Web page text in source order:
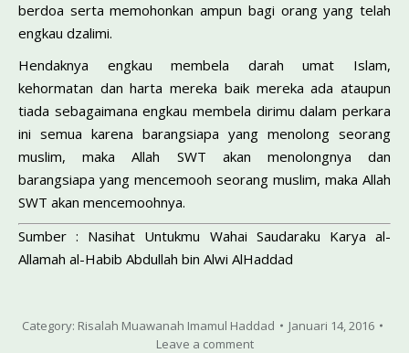
berdoa serta memohonkan ampun bagi orang yang telah
engkau dzalimi.
Hendaknya engkau membela darah umat Islam,
kehormatan dan harta mereka baik mereka ada ataupun
tiada sebagaimana engkau membela dirimu dalam perkara
ini semua karena barangsiapa yang menolong seorang
muslim, maka Allah SWT akan menolongnya dan
barangsiapa yang mencemooh seorang muslim, maka Allah
SWT akan mencemoohnya.
Sumber : Nasihat Untukmu Wahai Saudaraku Karya al-
Allamah al-Habib Abdullah bin Alwi AlHaddad
Category: Risalah Muawanah Imamul Haddad
Januari 14, 2016
Leave a comment